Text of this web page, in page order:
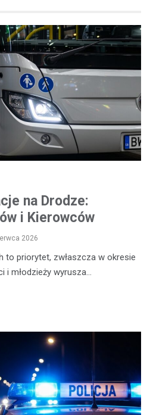
na Drodze:
i Kierowców
2026
to priorytet, zwłaszcza w okresie
i młodzieży wyrusza…